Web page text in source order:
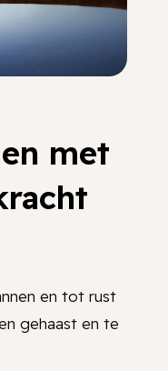
met
en tot rust
gehaast en te